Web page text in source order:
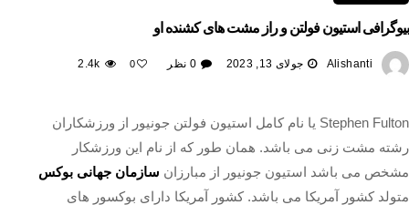
بیوگرافی استیون فولتن و راز مشت های کشنده او
Alishanti جولای 13, 2023 0 نظر 0
2.4k
Stephen Fulton یا نام کامل استیون فولتن جونیور از ورزشکاران
رشته مشت زنی می باشد. همان طور که از نام این ورزشکار
مشخص می باشد استیون جونیور از مبارزان سازمان جهانی بوکس
متولد کشور آمریکا می باشد. کشور آمریکا دارای بوکسور های